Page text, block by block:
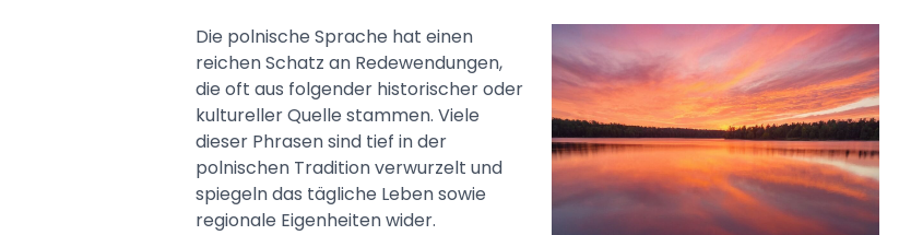
Die polnische Sprache hat einen
reichen Schatz an Redewendungen,
die oft aus folgender historischer oder
kultureller Quelle stammen. Viele
dieser Phrasen sind tief in der
polnischen Tradition verwurzelt und
spiegeln das tägliche Leben sowie
regionale Eigenheiten wider.